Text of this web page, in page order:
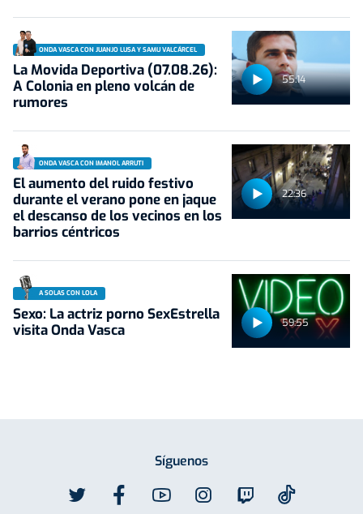
55:14
ONDA VASCA CON JUANJO LUSA Y SAMU VALCÁRCEL
La Movida Deportiva (07.08.26):
A Colonia en pleno volcán de
rumores
22:36
ONDA VASCA CON IMANOL ARRUTI
El aumento del ruido festivo
durante el verano pone en jaque
el descanso de los vecinos en los
barrios céntricos
59:55
A SOLAS CON LOLA
Sexo: La actriz porno SexEstrella
visita Onda Vasca
Síguenos